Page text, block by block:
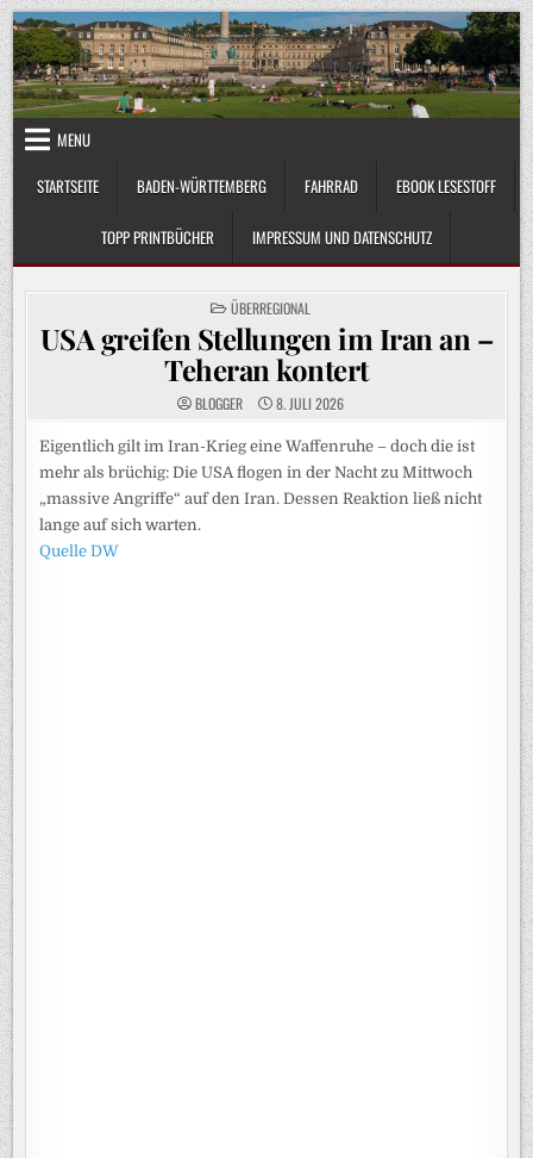
Skip
to
content
MENU
STARTSEITE
BADEN-WÜRTTEMBERG FAHRRAD EBOOK LESESTOFF
TOPP PRINTBÜCHER IMPRESSUM UND DATENSCHUTZ
POSTED
IN
ÜBERREGIONAL
USA greifen Stellungen im Iran an –
Teheran kontert
BLOGGER 8. JULI 2026
Eigentlich gilt im Iran-Krieg eine Waffenruhe – doch die ist
mehr als brüchig: Die USA flogen in der Nacht zu Mittwoch
„massive Angriffe“ auf den Iran. Dessen Reaktion ließ nicht
lange auf sich warten.
Quelle DW